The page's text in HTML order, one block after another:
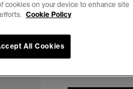
Wybierz Rozmiar:
cookies on your device to enhance site
Cookie Policy
All Cookies